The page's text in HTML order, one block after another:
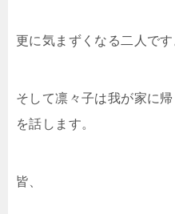
更に気まずくなる二人です
そして凛々子は我が家に
を話します。
皆、